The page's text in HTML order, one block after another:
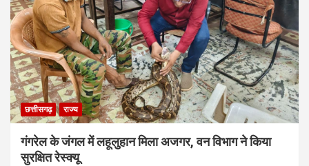
छत्तीसगढ़ राज्य
गंगरेल के जंगल में लहूलुहान मिला अजगर, वन विभाग ने किया
सुरक्षित रेस्क्यू